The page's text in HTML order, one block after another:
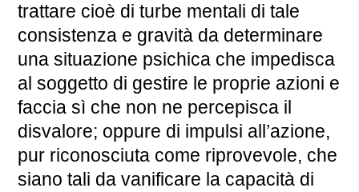
trattare cioè di turbe mentali di tale
consistenza e gravità da determinare
una situazione psichica che impedisca
al soggetto di gestire le proprie azioni e
faccia sì che non ne percepisca il
disvalore; oppure di impulsi all’azione,
pur riconosciuta come riprovevole, che
siano tali da vanificare la capacità di